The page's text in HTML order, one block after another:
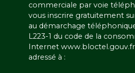
commerciale par voie
vous inscrire gratuitement
au démarchage
L223-1 du code de la
Internet
adressé à :